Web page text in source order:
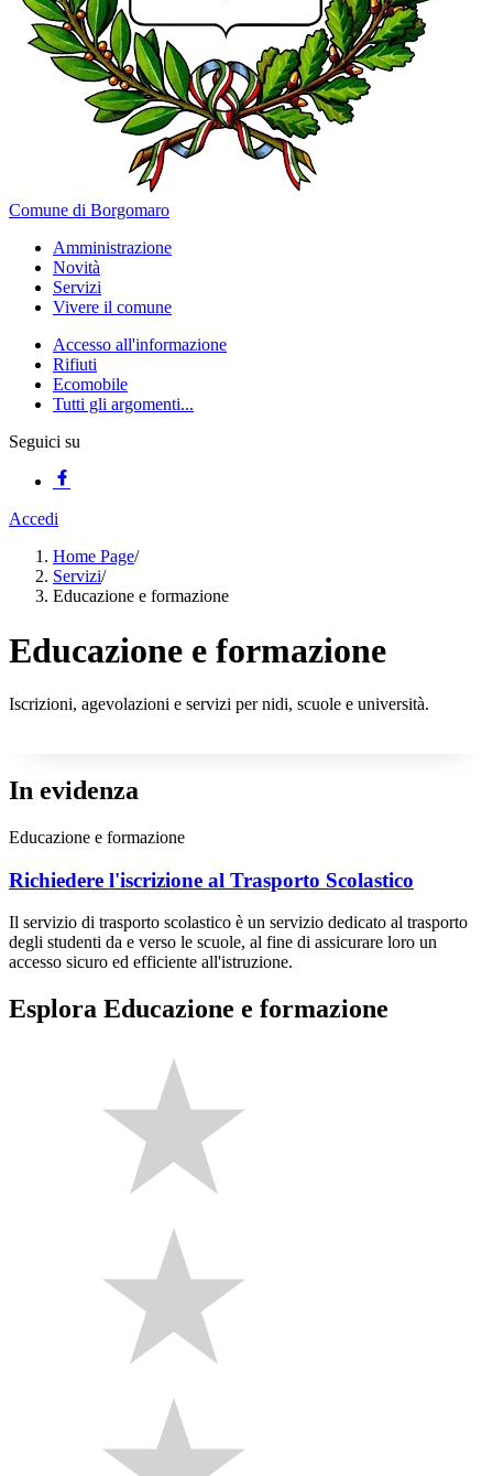
Comune di Borgomaro
Amministrazione
Novità
Servizi
Vivere il comune
Accesso all'informazione
Rifiuti
Ecomobile
Tutti gli argomenti...
Seguici su
Accedi
Home Page/
Servizi/
Educazione e formazione
Educazione e formazione
Iscrizioni, agevolazioni e servizi per nidi, scuole e università.
In evidenza
Educazione e formazione
Richiedere l'iscrizione al Trasporto Scolastico
Il servizio di trasporto scolastico è un servizio dedicato al trasporto
degli studenti da e verso le scuole, al fine di assicurare loro un
accesso sicuro ed efficiente all'istruzione.
Esplora Educazione e formazione